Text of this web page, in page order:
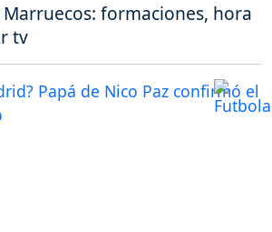
Marruecos: formaciones, hora
tv